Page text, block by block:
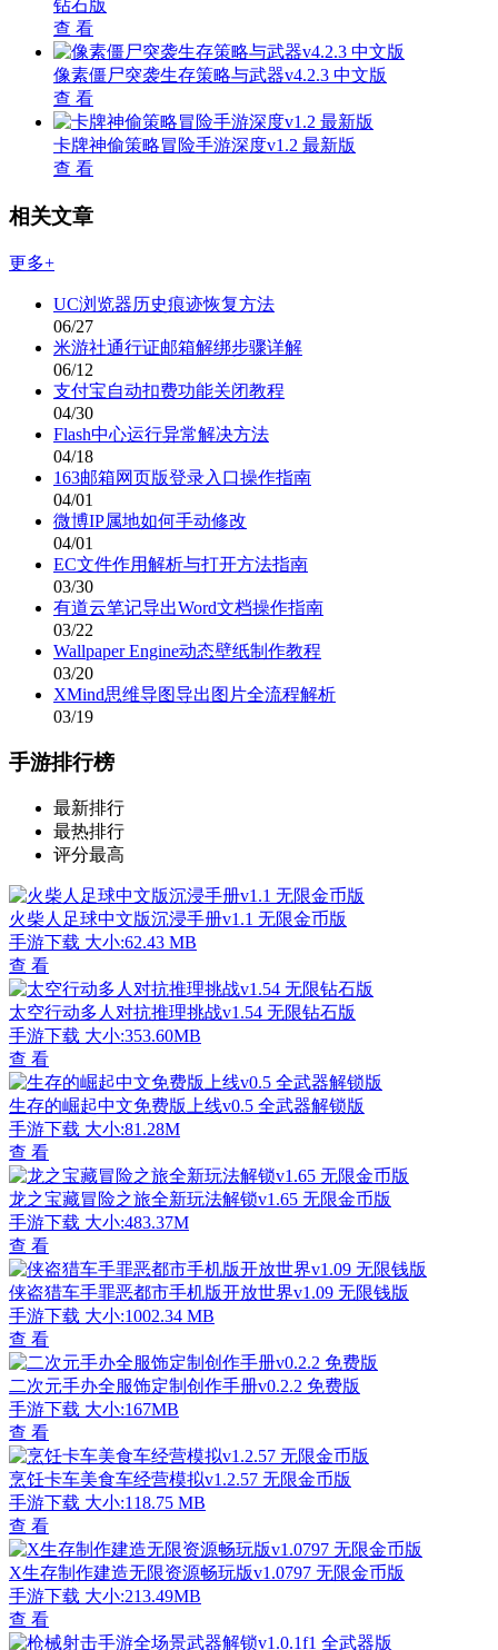
钻石版
查 看
像素僵尸突袭生存策略与武器v4.2.3 中文版
查 看
卡牌神偷策略冒险手游深度v1.2 最新版
查 看
相关文章
更多+
UC浏览器历史痕迹恢复方法
06/27
米游社通行证邮箱解绑步骤详解
06/12
支付宝自动扣费功能关闭教程
04/30
Flash中心运行异常解决方法
04/18
163邮箱网页版登录入口操作指南
04/01
微博IP属地如何手动修改
04/01
EC文件作用解析与打开方法指南
03/30
有道云笔记导出Word文档操作指南
03/22
Wallpaper Engine动态壁纸制作教程
03/20
XMind思维导图导出图片全流程解析
03/19
手游排行榜
最新排行
最热排行
评分最高
火柴人足球中文版沉浸手册v1.1 无限金币版
手游下载 大小:62.43 MB
查 看
太空行动多人对抗推理挑战v1.54 无限钻石版
手游下载 大小:353.60MB
查 看
生存的崛起中文免费版上线v0.5 全武器解锁版
手游下载 大小:81.28M
查 看
龙之宝藏冒险之旅全新玩法解锁v1.65 无限金币版
手游下载 大小:483.37M
查 看
侠盗猎车手罪恶都市手机版开放世界v1.09 无限钱版
手游下载 大小:1002.34 MB
查 看
二次元手办全服饰定制创作手册v0.2.2 免费版
手游下载 大小:167MB
查 看
烹饪卡车美食车经营模拟v1.2.57 无限金币版
手游下载 大小:118.75 MB
查 看
X生存制作建造无限资源畅玩版v1.0797 无限金币版
手游下载 大小:213.49MB
查 看